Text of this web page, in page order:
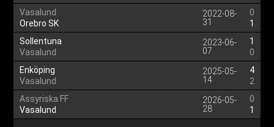
Vasalund
Orebro SK
2022-08-
31
0
1
Sollentuna
Vasalund
2023-06-
07
1
0
Enköping
Vasalund
2025-05-
14
4
2
Assyriska FF
Vasalund
2026-05-
28
0
1